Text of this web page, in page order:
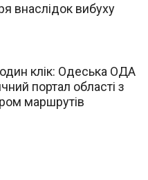
внаслідок вибуху
клік: Одеська ОДА
портал області з
маршрутів